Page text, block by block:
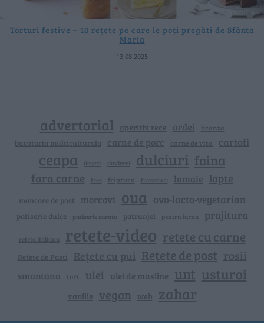
Torturi festive – 10 rețete pe care le poți pregăti de Sfânta
Maria
13.08.2025
advertorial aperitiv rece ardei branza
bucataria multiculturala carne de porc carne de vita cartofi
ceapa desert dovlecei dulciuri faina
fara carne free friptura fursecuri lamaie lapte
mancare de post morcovi oua ovo-lacto-vegetarian
patiserie dulce patiserie sarata patrunjel pentru iarna prajitura
reteta italiana retete-video retete cu carne
Retete de Pasti Rețete cu pui Rețete de post rosii
smantana tort ulei ulei de masline unt usturoi
vanilie vegan web zahar